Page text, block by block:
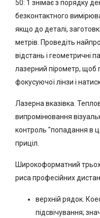
50: 1 знімає з порядку
безконтактного
якщо до деталі,
метрів. Проведіть
відстань і геометричні
лазерний пірометр, щоб
фокусуючої лінзи і
Лазерна вказівка.
випромінювання
контроль "попадання в
приціл.
Широкоформатний
риса професійних
верхній рядок.
підсвічування;